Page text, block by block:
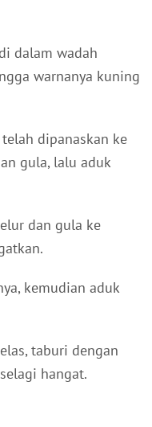
dalam wadah
warnanya kuning
dipanaskan ke
gula, lalu aduk
dan gula ke
kemudian aduk
taburi dengan
hangat.